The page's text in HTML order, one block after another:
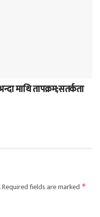
माथि तापक्रम;सतर्कता
Required fields are marked *